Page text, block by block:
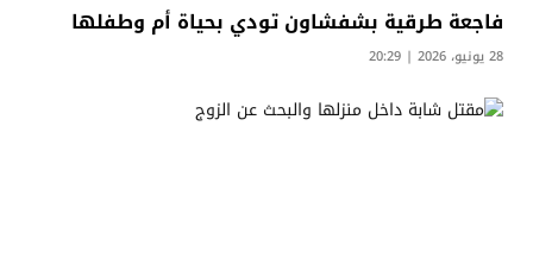
​فاجعة طرقية بشفشاون تودي بحياة أم وطفلها
28 يونيو، 2026 | 20:29